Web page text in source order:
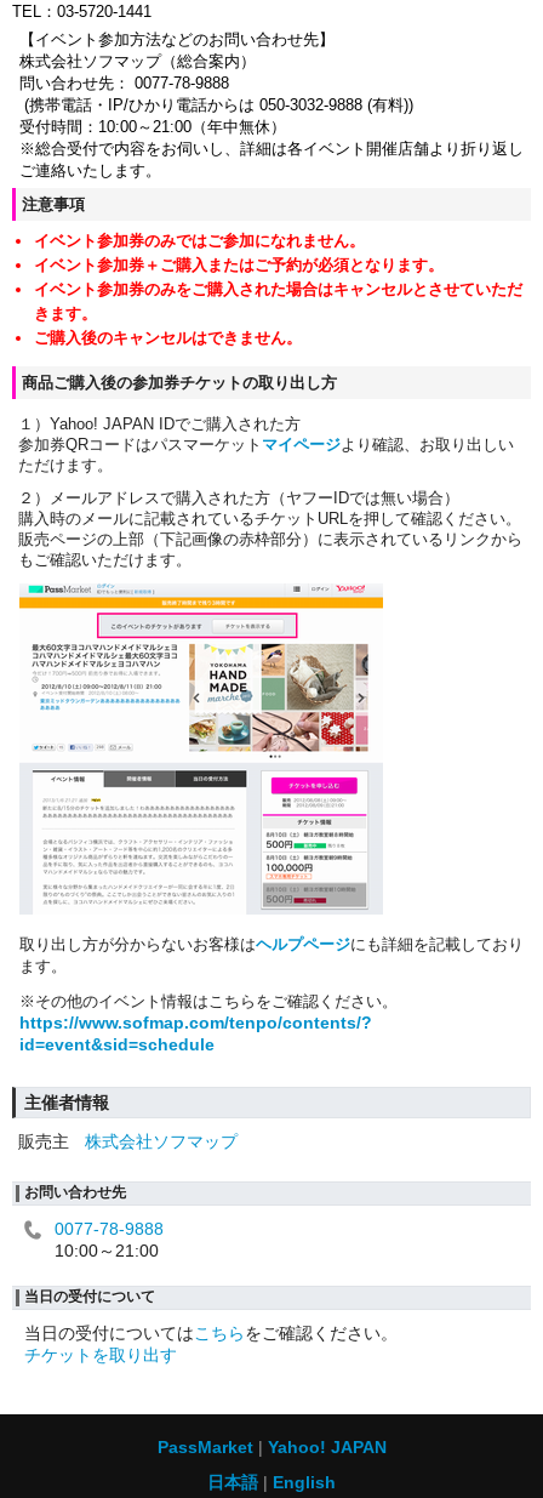
TEL： 03-5720-1441
【イベント参加方法などのお問い合わせ先】
株式会社ソフマップ（総合案内）
問い合わせ先： 0077-78-9888
(携帯電話・IP/ひかり電話からは 050-3032-9888 (有料))
受付時間：10:00～21:00（年中無休）
※総合受付で内容をお伺いし、詳細は各イベント開催店舗より折り返し
ご連絡いたします。
注意事項
イベント参加券のみではご参加になれません。
イベント参加券＋ご購入またはご予約が必須となります。
イベント参加券のみをご購入された場合はキャンセルとさせていただ
きます。
ご購入後のキャンセルはできません。
商品ご購入後の参加券チケットの取り出し方
１）Yahoo! JAPAN IDでご購入された方
参加券QRコードはパスマーケット マイページより確認、お取り出しい
ただけます。
２）メールアドレスで購入された方（ヤフーIDでは無い場合）
購入時のメールに記載されているチケットURLを押して確認ください。
販売ページの上部（下記画像の赤枠部分）に表示されているリンクから
もご確認いただけます。
取り出し方が分からないお客様はヘルプページにも詳細を記載しており
ます。
※その他のイベント情報はこちらをご確認ください。
https://www.sofmap.com/tenpo/contents/?
id=event&sid=schedule
主催者情報
販売主
株式会社ソフマップ
お問い合わせ先
0077-78-9888
10:00～21:00
当日の受付について
当日の受付についてはこちらをご確認ください。
チケットを取り出す
PassMarket
Yahoo! JAPAN
日本語
English